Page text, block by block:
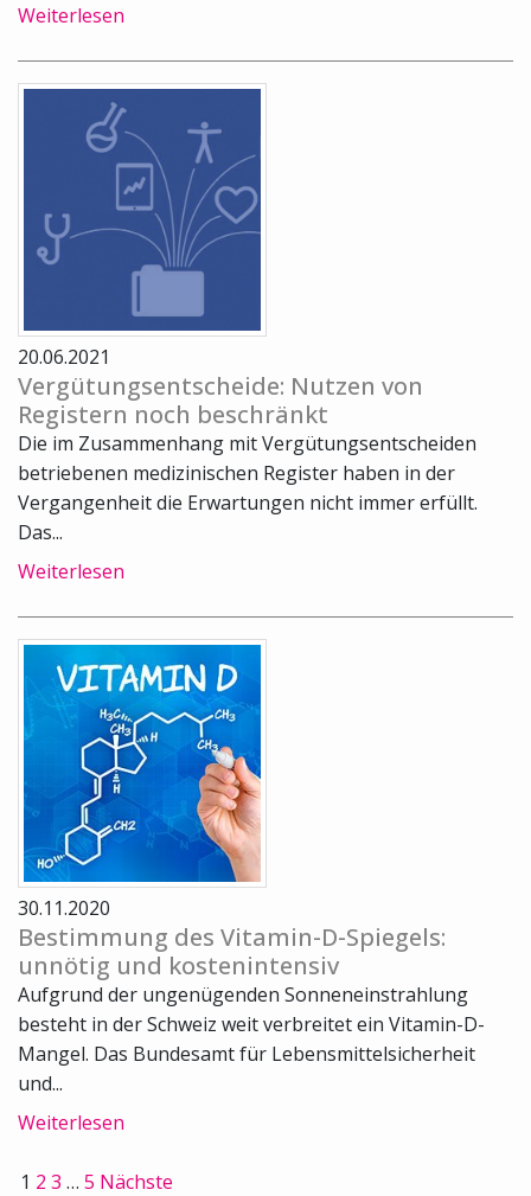
Weiterlesen
20.06.2021
Vergütungsentscheide: Nutzen von
Registern noch beschränkt
Die im Zusammenhang mit Vergütungsentscheiden
betriebenen medizinischen Register haben in der
Vergangenheit die Erwartungen nicht immer erfüllt.
Das...
Weiterlesen
30.11.2020
Bestimmung des Vitamin-D-Spiegels:
unnötig und kostenintensiv
Aufgrund der ungenügenden Sonneneinstrahlung
besteht in der Schweiz weit verbreitet ein Vitamin-D-
Mangel. Das Bundesamt für Lebensmittelsicherheit
und...
Weiterlesen
1 2 3 … 5 Nächste